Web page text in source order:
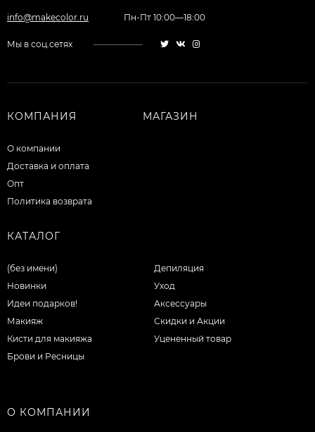
info@makecolor.ru Пн-Пт 10:00—18:00
Мы в соц.сетях
КОМПАНИЯ
О компании
Доставка и оплата
Опт
Политика возврата
МАГАЗИН
КАТАЛОГ
(без имени)
Новинки
Идеи подарков!
Макияж
Кисти для макияжа
Брови и Ресницы
Депиляция
Уход
Аксессуары
Скидки и Акции
Уцененный товар
О КОМПАНИИ